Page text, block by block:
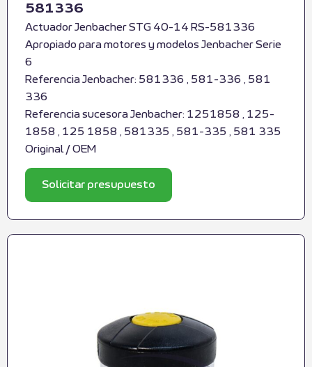
581336
Actuador Jenbacher STG 40-14 RS-581336
Apropiado para motores y modelos Jenbacher Serie
6
Referencia Jenbacher: 581336 , 581-336 , 581
336
Referencia sucesora Jenbacher: 1251858 , 125-
1858 , 125 1858 , 581335 , 581-335 , 581 335
Original / OEM
Solicitar presupuesto